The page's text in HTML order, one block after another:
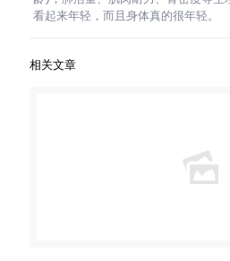
看起来年轻，而且身体真的很年轻。
相关文章